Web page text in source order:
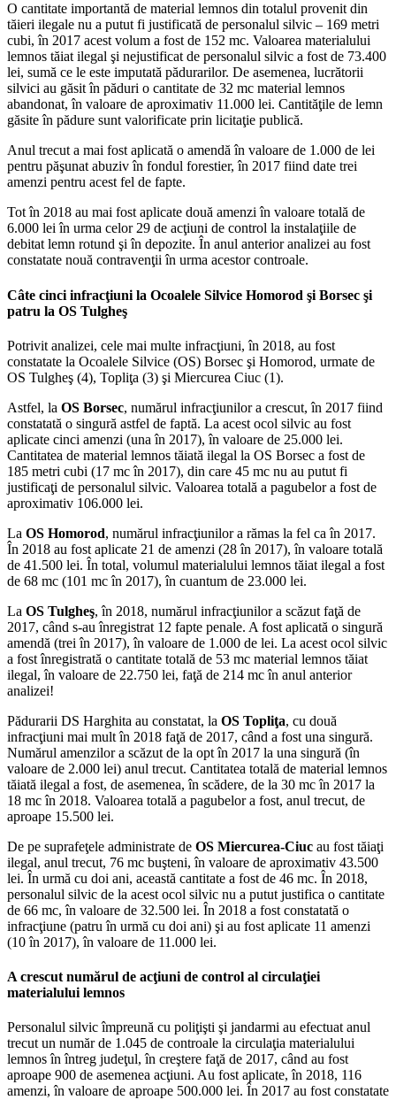
O cantitate importantă de material lemnos din totalul provenit din
tăieri ilegale nu a putut fi justificată de personalul silvic – 169 metri
cubi, în 2017 acest volum a fost de 152 mc. Valoarea materialului
lemnos tăiat ilegal şi nejustificat de personalul silvic a fost de 73.400
lei, sumă ce le este imputată pădurarilor. De asemenea, lucrătorii
silvici au găsit în păduri o cantitate de 32 mc material lemnos
abandonat, în valoare de aproximativ 11.000 lei. Cantităţile de lemn
găsite în pădure sunt valorificate prin licitaţie publică.
Anul trecut a mai fost aplicată o amendă în valoare de 1.000 de lei
pentru păşunat abuziv în fondul forestier, în 2017 fiind date trei
amenzi pentru acest fel de fapte.
Tot în 2018 au mai fost aplicate două amenzi în valoare totală de
6.000 lei în urma celor 29 de acţiuni de control la instalaţiile de
debitat lemn rotund şi în depozite. În anul anterior analizei au fost
constatate nouă contravenţii în urma acestor controale.
Câte cinci infracţiuni la Ocoalele Silvice Homorod şi Borsec şi
patru la OS Tulgheş
Potrivit analizei, cele mai multe infracţiuni, în 2018, au fost
constatate la Ocoalele Silvice (OS) Borsec şi Homorod, urmate de
OS Tulgheş (4), Topliţa (3) şi Miercurea Ciuc (1).
Astfel, la OS Borsec, numărul infracţiunilor a crescut, în 2017 fiind
constatată o singură astfel de faptă. La acest ocol silvic au fost
aplicate cinci amenzi (una în 2017), în valoare de 25.000 lei.
Cantitatea de material lemnos tăiată ilegal la OS Borsec a fost de
185 metri cubi (17 mc în 2017), din care 45 mc nu au putut fi
justificaţi de personalul silvic. Valoarea totală a pagubelor a fost de
aproximativ 106.000 lei.
La OS Homorod, numărul infracţiunilor a rămas la fel ca în 2017.
În 2018 au fost aplicate 21 de amenzi (28 în 2017), în valoare totală
de 41.500 lei. În total, volumul materialului lemnos tăiat ilegal a fost
de 68 mc (101 mc în 2017), în cuantum de 23.000 lei.
La OS Tulgheş, în 2018, numărul infracţiunilor a scăzut faţă de
2017, când s-au înregistrat 12 fapte penale. A fost aplicată o singură
amendă (trei în 2017), în valoare de 1.000 de lei. La acest ocol silvic
a fost înregistrată o cantitate totală de 53 mc material lemnos tăiat
ilegal, în valoare de 22.750 lei, faţă de 214 mc în anul anterior
analizei!
Pădurarii DS Harghita au constatat, la OS Topliţa, cu două
infracţiuni mai mult în 2018 faţă de 2017, când a fost una singură.
Numărul amenzilor a scăzut de la opt în 2017 la una singură (în
valoare de 2.000 lei) anul trecut. Cantitatea totală de material lemnos
tăiată ilegal a fost, de asemenea, în scădere, de la 30 mc în 2017 la
18 mc în 2018. Valoarea totală a pagubelor a fost, anul trecut, de
aproape 15.500 lei.
De pe suprafeţele administrate de OS Miercurea-Ciuc au fost tăiaţi
ilegal, anul trecut, 76 mc buşteni, în valoare de aproximativ 43.500
lei. În urmă cu doi ani, această cantitate a fost de 46 mc. În 2018,
personalul silvic de la acest ocol silvic nu a putut justifica o cantitate
de 66 mc, în valoare de 32.500 lei. În 2018 a fost constatată o
infracţiune (patru în urmă cu doi ani) şi au fost aplicate 11 amenzi
(10 în 2017), în valoare de 11.000 lei.
A crescut numărul de acţiuni de control al circulaţiei
materialului lemnos
Personalul silvic împreună cu poliţişti şi jandarmi au efectuat anul
trecut un număr de 1.045 de controale la circulaţia materialului
lemnos în întreg judeţul, în creştere faţă de 2017, când au fost
aproape 900 de asemenea acţiuni. Au fost aplicate, în 2018, 116
amenzi, în valoare de aproape 500.000 lei. În 2017 au fost constatate